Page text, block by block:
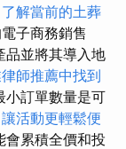
解當前的土葬
子商務銷售
品並將其導入地
師推薦中找到
小訂單數量是可
活動更輕鬆便
會累積全價和投